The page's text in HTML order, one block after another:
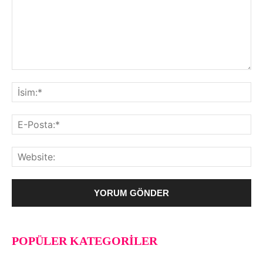
POPÜLER KATEGORILER